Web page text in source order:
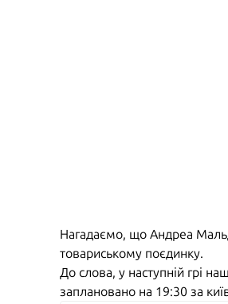
Нагадаємо, що Андреа
товариському поєдинку.
До слова, у наступній грі
заплановано на 19:30 за